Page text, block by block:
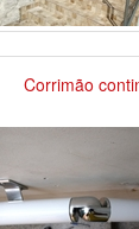
Corrimão